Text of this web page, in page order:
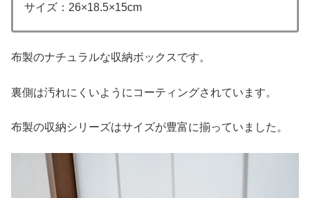
サイズ：26×18.5×15cm
布製のナチュラルな収納ボックスです。
裏側は汚れにくいようにコーティングされています。
布製の収納シリーズはサイズが豊富に揃っていました。